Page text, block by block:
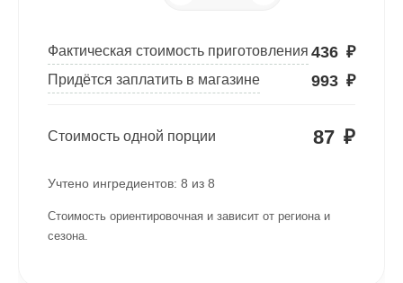
Фактическая стоимость приготовления 436 ₽
Придётся заплатить в магазине 993 ₽
Стоимость одной порции 87 ₽
Учтено ингредиентов: 8 из 8
Стоимость ориентировочная и зависит от региона и
сезона.